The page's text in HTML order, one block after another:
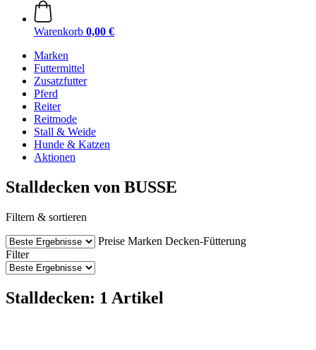
Warenkorb 0,00 €
Marken
Futtermittel
Zusatzfutter
Pferd
Reiter
Reitmode
Stall & Weide
Hunde & Katzen
Aktionen
Stalldecken von BUSSE
Filtern & sortieren
Preise Marken Decken-Fütterung
Filter
Stalldecken: 1 Artikel